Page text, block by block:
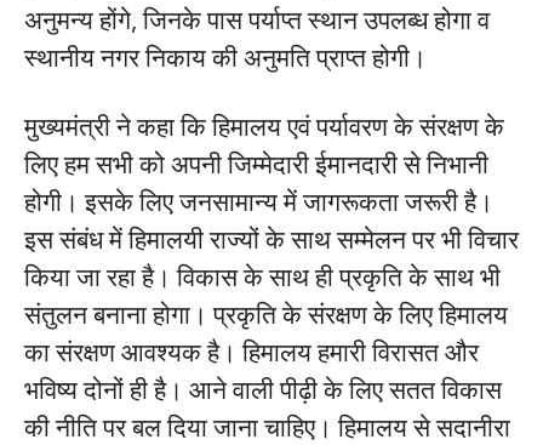
अनुमन्य होंगे, जिनके पास पर्याप्त स्थान उपलब्ध होगा व
स्थानीय नगर निकाय की अनुमति प्राप्त होगी।
मुख्यमंत्री ने कहा कि हिमालय एवं पर्यावरण के संरक्षण के
लिए हम सभी को अपनी जिम्मेदारी ईमानदारी से निभानी
होगी। इसके लिए जनसामान्य में जागरूकता जरूरी है।
इस संबंध में हिमालयी राज्यों के साथ सम्मेलन पर भी विचार
किया जा रहा है। विकास के साथ ही प्रकृति के साथ भी
संतुलन बनाना होगा। प्रकृति के संरक्षण के लिए हिमालय
का संरक्षण आवश्यक है। हिमालय हमारी विरासत और
भविष्य दोनों ही है। आने वाली पीढ़ी के लिए सतत विकास
की नीति पर बल दिया जाना चाहिए। हिमालय से सदानीरा